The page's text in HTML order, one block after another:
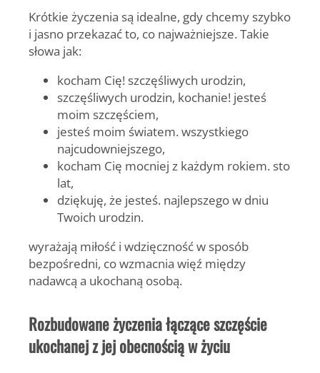
Krótkie życzenia są idealne, gdy chcemy szybko
i jasno przekazać to, co najważniejsze. Takie
słowa jak:
kocham Cię! szczęśliwych urodzin,
szczęśliwych urodzin, kochanie! jesteś
moim szczęściem,
jesteś moim światem. wszystkiego
najcudowniejszego,
kocham Cię mocniej z każdym rokiem. sto
lat,
dziękuję, że jesteś. najlepszego w dniu
Twoich urodzin.
wyrażają miłość i wdzięczność w sposób
bezpośredni, co wzmacnia więź między
nadawcą a ukochaną osobą.
Rozbudowane życzenia łączące szczęście
ukochanej z jej obecnością w życiu